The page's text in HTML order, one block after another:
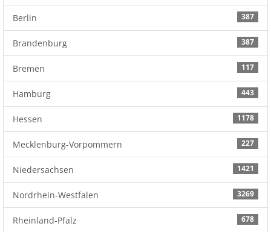
387
Berlin
387
Brandenburg
117
Bremen
443
Hamburg
1178
Hessen
227
Mecklenburg-Vorpommern
1421
Niedersachsen
3269
Nordrhein-Westfalen
678
Rheinland-Pfalz